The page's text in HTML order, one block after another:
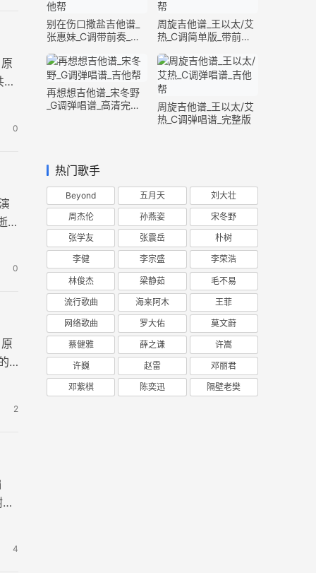
0
0
2
4
别在伤口撒盐吉他谱_
张惠妹_C调带前奏_完
周旋吉他谱_王以太/艾
热_C调简单版_带前奏
再想想吉他谱_宋冬野
_G调弹唱谱_高清完整
周旋吉他谱_王以太/艾
热_C调弹唱谱_完整版
热门歌手
Beyond 五月天 刘大壮
周杰伦 孙燕姿 宋冬野
张学友 张震岳 朴树
李健 李宗盛 李荣浩
林俊杰 梁静茹 毛不易
流行歌曲 海来阿木 王菲
网络歌曲 罗大佑 莫文蔚
蔡健雅 薛之谦 许嵩
许巍 赵雷 邓丽君
邓紫棋 陈奕迅 隔壁老樊